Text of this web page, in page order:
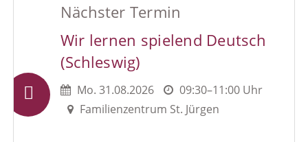
Nächster Termin
Wir lernen spielend Deutsch
(Schleswig)
Mo. 31.08.2026
09:30–11:00 Uhr
Familienzentrum St. Jürgen